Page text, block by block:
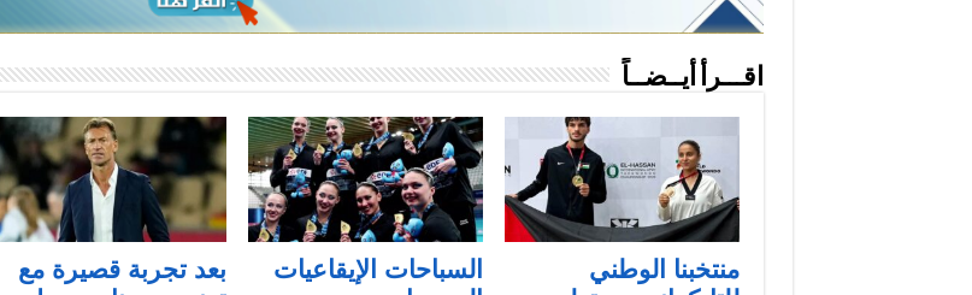
اقـــرأ أيــضــاً
منتخبنا الوطني
السباحات الإيقاعيات
بعد تجربة قصيرة مع